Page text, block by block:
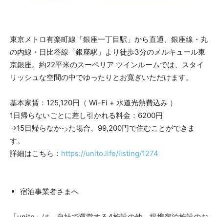
東京メトロ有楽町線「銀座一丁目駅」から直通、銀座線・丸
の内線・日比谷線「銀座駅」より徒歩3分のメルキュール東
京銀座。約22平米のスーペリア ツインルームでは、スタイ
リッシュな空間の中でゆったりとお寛ぎいただけます。
基本家賃：125,120円（ Wi-Fi + 水道光熱費込み ）
1日帰らないごとに差し引かれる料金：6200円
→15日帰らなかった場合、99,200円で住むことができま
す。
詳細はこちら： https://unito.life/listing/1274
宿泊事業者さまへ